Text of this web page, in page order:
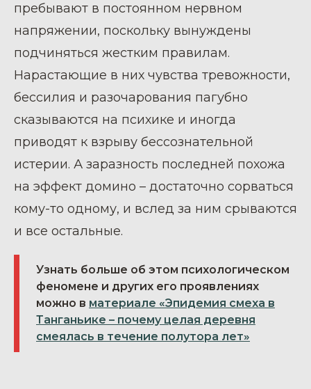
пребывают в постоянном нервном
напряжении, поскольку вынуждены
подчиняться жестким правилам.
Нарастающие в них чувства тревожности,
бессилия и разочарования пагубно
сказываются на психике и иногда
приводят к взрыву бессознательной
истерии. А заразность последней похожа
на эффект домино – достаточно сорваться
кому-то одному, и вслед за ним срываются
и все остальные.
Узнать больше об этом психологическом
феномене и других его проявлениях
можно в материале «Эпидемия смеха в
Танганьике – почему целая деревня
смеялась в течение полутора лет»